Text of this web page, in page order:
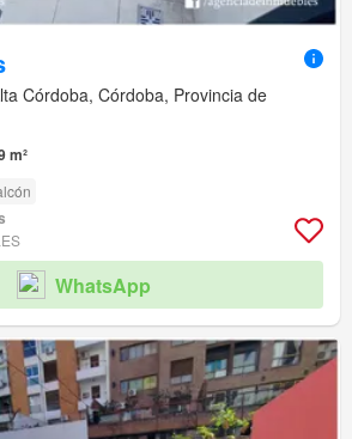
Córdoba, Córdoba, Provincia de
m²
WhatsApp